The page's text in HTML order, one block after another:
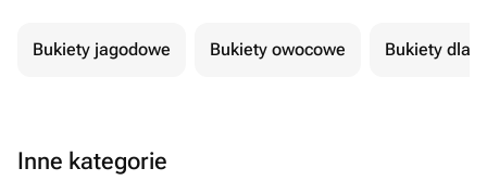
Bukiety jagodowe Bukiety owocowe Bukiety dla
Inne kategorie